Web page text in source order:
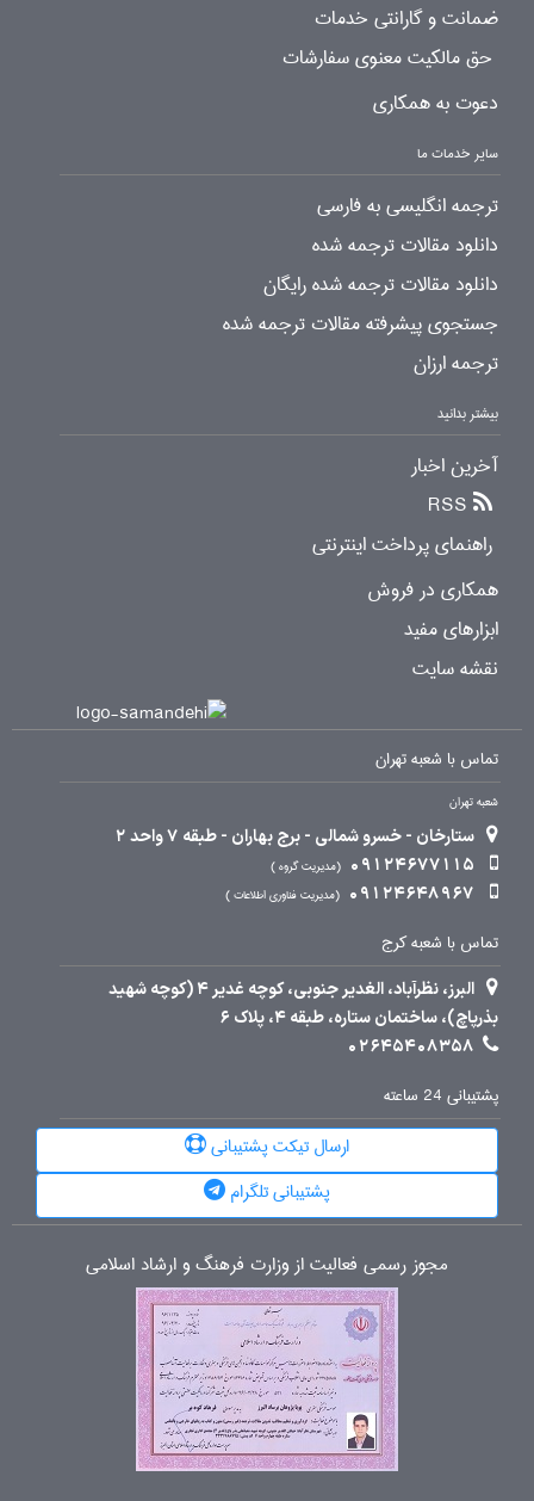
ضمانت و گارانتی خدمات
حق مالکیت معنوی سفارشات
دعوت به همکاری
سایر خدمات ما
ترجمه انگلیسی به فارسی
دانلود مقالات ترجمه شده
دانلود مقالات ترجمه شده رایگان
جستجوی پیشرفته مقالات ترجمه شده
ترجمه ارزان
بیشتر بدانید
آخرین اخبار
RSS
راهنمای پرداخت اینترنتی
همکاری در فروش
ابزارهای مفید
نقشه سایت
تماس با شعبه تهران
شعبه تهران
ستارخان - خسرو شمالی - برج بهاران - طبقه 7 واحد 2
09124677115
مدیریت گروه
09124648967 مدیریت فناوری اطلاعات
تماس با شعبه کرج
البرز، نظرآباد، الغدیر جنوبی، کوچه غدیر 4 (کوچه شهید
بذرپاچ)، ساختمان ستاره، طبقه 4، پلاک 6
02645408358
پشتیبانی 24 ساعته
ارسال تیکت پشتیبانی
پشتیبانی تلگرام
مجوز رسمی فعالیت از وزارت فرهنگ و ارشاد اسلامی